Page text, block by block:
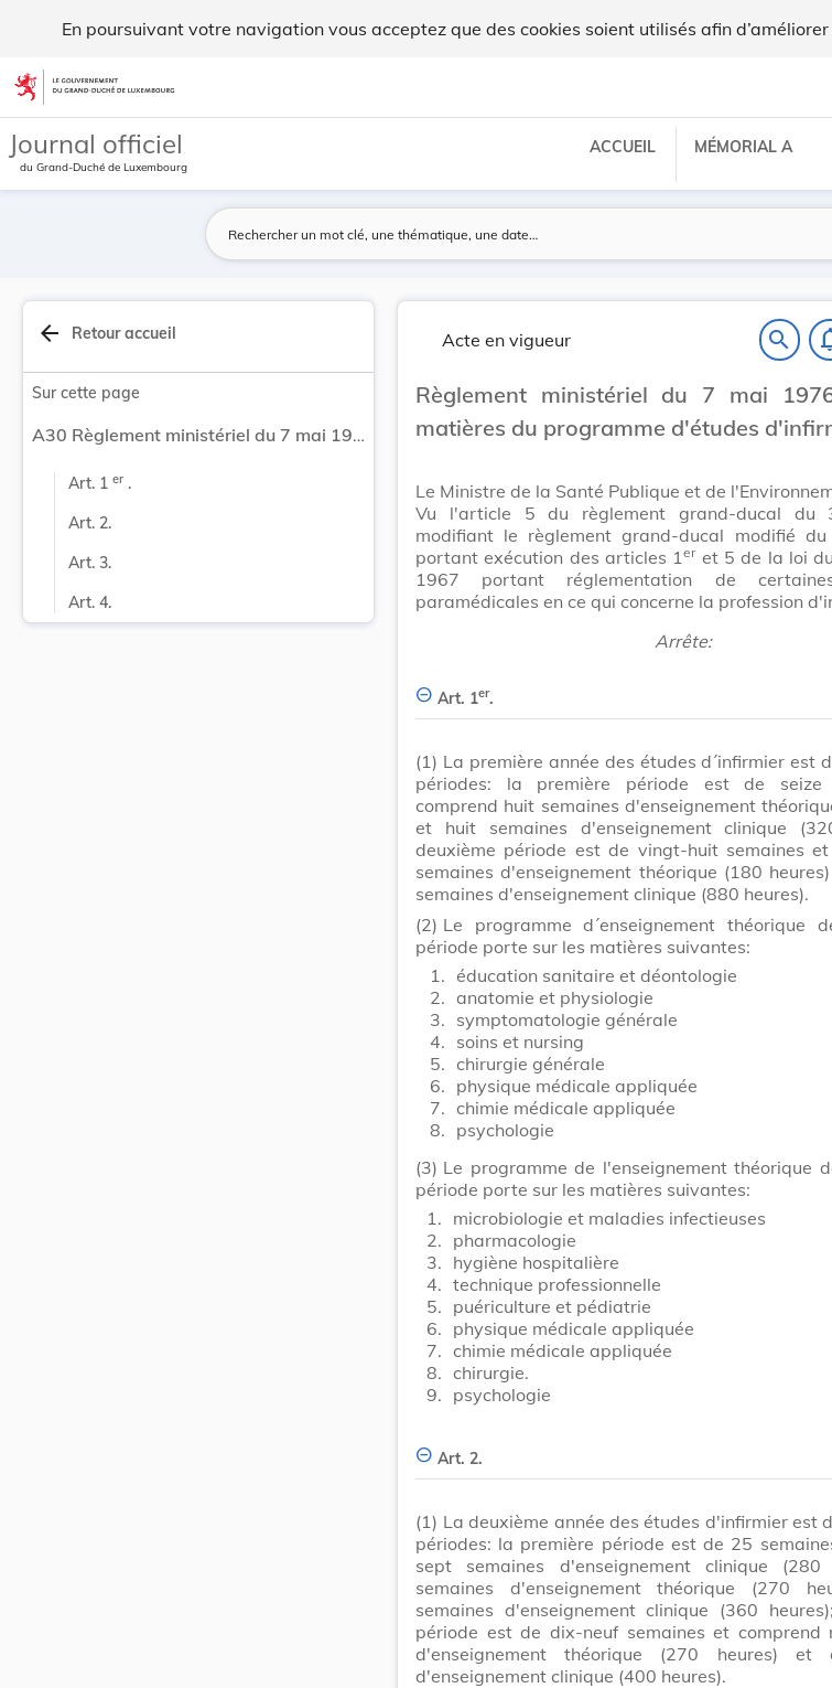
En poursuivant votre navigation vous acceptez que des cookies soient utilisés afin
Aller au contenu
Journal officiel
du Grand-Duché de Luxembourg
ACCUEIL MÉMORIAL A
arrow_back Retour accueil
Sur cette page
A30 Règlement ministériel du 7 mai 1976 fixant les matières du programme d'études d'infirmier.
Art. 1 er .
Art. 2.
Art. 3.
Art. 4.
Acte en vigueur search
Règlement ministériel du 7 mai
matières du programme d'études
Le Ministre de la Santé Publique et de
Vu l'article 5 du règlement grand-ducal du
modifiant le règlement grand-ducal modifié
portant exécution des articles 1eret 5 de la loi
1967 portant réglementation de
paramédicales en ce qui concerne la profession
Arrête:
Art. 1er.
(1) La première année des études d´infirmier est
périodes: la première période est de seize
comprend huit semaines d'enseignement
et huit semaines d'enseignement clinique
deuxième période est de vingt-huit semaines
semaines d'enseignement théorique (180
semaines d'enseignement clinique (880 heures).
(2) Le programme d´enseignement théorique
période porte sur les matières suivantes:
1.
2.
3.
4.
5.
6.
7.
8.
éducation sanitaire et déontologie
anatomie et physiologie
symptomatologie générale
soins et nursing
chirurgie générale
physique médicale appliquée
chimie médicale appliquée
psychologie
(3) Le programme de l'enseignement théorique
période porte sur les matières suivantes:
1.
2.
3.
4.
5.
6.
7.
8.
9.
microbiologie et maladies infectieuses
pharmacologie
hygiène hospitalière
technique professionnelle
puériculture et pédiatrie
physique médicale appliquée
chimie médicale appliquée
chirurgie.
psychologie
Art. 2.
(1) La deuxième année des études d'infirmier est
périodes: la première période est de 25
sept semaines d'enseignement clinique (280
semaines d'enseignement théorique (270
semaines d'enseignement clinique (360
période est de dix-neuf semaines et comprend
d'enseignement théorique (270 heures) et
d'enseignement clinique (400 heures).